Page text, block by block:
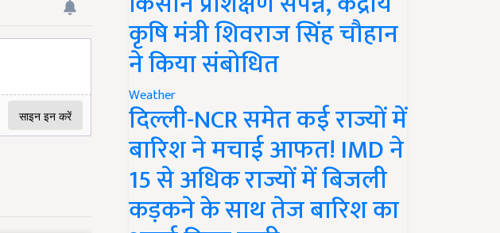
कृषि मंत्री शिवराज सिंह चौहान
ने किया संबोधित
Weather
दिल्ली-NCR समेत कई राज्यों में
बारिश ने मचाई आफत! IMD ने
15 से अधिक राज्यों में बिजली
कड़कने के साथ तेज बारिश का